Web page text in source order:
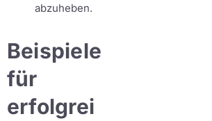
abzuheben.
Beispiele
für
erfolgrei